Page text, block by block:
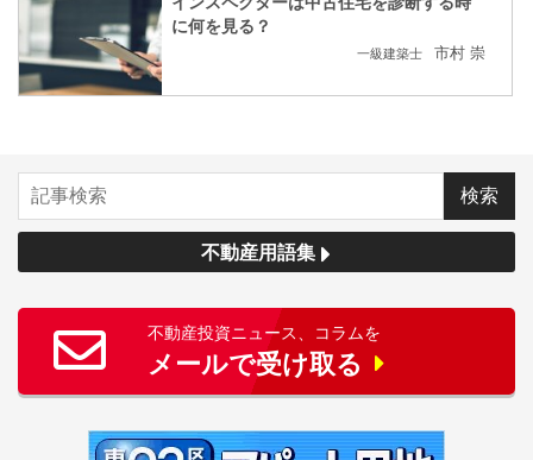
に何を見る？
一級建築士 市村 崇
不動産用語集
不動産投資ニュース、コラムを
メールで受け取る